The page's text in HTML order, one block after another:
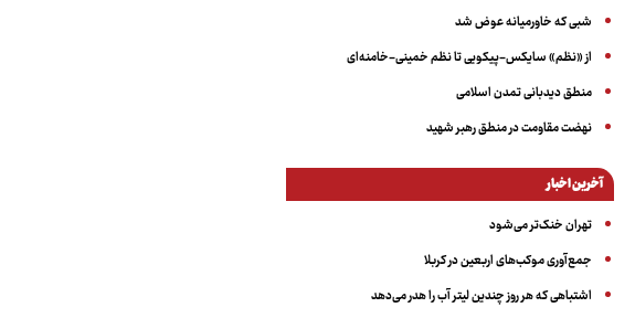
شبی که خاورمیانه عوض شد
از «نظم» سایکس-پیکویی تا نظم خمینی-خامنه‌ای
منطق دیدبانی تمدن اسلامی
نهضت مقاومت در منطق رهبر شهید
آخرین اخبار
تهران خنک‌تر می‌شود
جمع‌آوری موکب‌های اربعین در کربلا
اشتباهی که هر روز چندین لیتر آب را هدر می‌دهد